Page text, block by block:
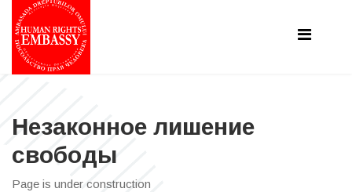
Незаконное лишение
свободы
Page is under construction